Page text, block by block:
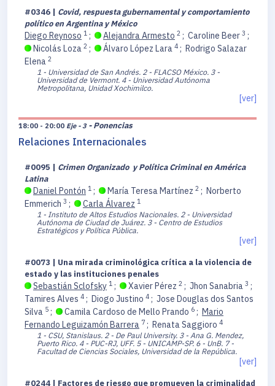
#0346 | Covid, respuesta gubernamental y comportamiento
político en Argentina y México
Diego Reynoso 1 ; Alejandra Armesto 2 ; Caroline Beer 3 ;
Nicolás Loza 2 ; Álvaro López Lara 4 ; Rodrigo Salazar
Elena 2
1 - Universidad de San Andrés. 2 - FLACSO México. 3 -
Universidad de Vermont. 4 - Universidad Autónoma
Metropolitana, Unidad Xochimilco.
[ver]
18:00 - 20:00 Eje - 3 - Ponencias
Relaciones Internacionales
#0095 | Crimen Organizado y Política Criminal en América
Latina
Daniel Pontón 1 ; María Teresa Martínez 2 ; Norberto
Emmerich 3 ; Carla Álvarez 1
1 - Instituto de Altos Estudios Nacionales. 2 - Universidad
Autónoma de Ciudad de Juárez. 3 - Centro de Estudios
Estratégicos y Política Pública.
[ver]
#0073 | Una mirada criminológica crítica a la violencia de
estado y las instituciones penales
Sebastián Sclofsky 1 ; Xavier Pérez 2 ; Jhon Sanabria 3 ;
Tamires Alves 4 ; Diogo Justino 4 ; Jose Douglas dos Santos
Silva 5 ; Camila Cardoso de Mello Prando 6 ; Mario
Fernando Leguizamón Barrera 7 ; Renata Saggioro 4
1 - CSU, Stanislaus. 2 - De Paul University. 3 - Ana G. Mendez,
Puerto Rico. 4 - PUC-RJ, UFF. 5 - UNICAMP-SP. 6 - UnB. 7 -
Facultad de Ciencias Sociales, Universidad de la República.
[ver]
#0244 | Factores de riesgo que promueven la criminalidad